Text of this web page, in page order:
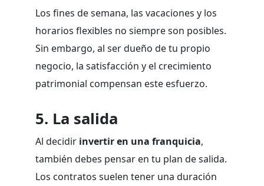
Los fines de semana, las vacaciones y los
horarios flexibles no siempre son posibles.
Sin embargo, al ser dueño de tu propio
negocio, la satisfacción y el crecimiento
patrimonial compensan este esfuerzo.
5. La salida
Al decidir invertir en una franquicia,
también debes pensar en tu plan de salida.
Los contratos suelen tener una duración